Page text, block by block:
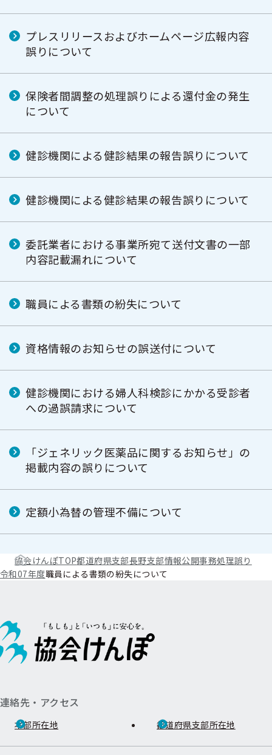
プレスリリースおよびホームページ広報内容
誤りについて
保険者間調整の処理誤りによる還付金の発生
について
健診機関による健診結果の報告誤りについて
健診機関による健診結果の報告誤りについて
委託業者における事業所宛て送付文書の一部
内容記載漏れについて
職員による書類の紛失について
資格情報のお知らせの誤送付について
健診機関における婦人科検診にかかる受診者
への過誤請求について
「ジェネリック医薬品に関するお知らせ」の
掲載内容の誤りについて
定額小為替の管理不備について
協会けんぽTOP都道府県支部長野支部情報公開事務処理誤り
令和07年度職員による書類の紛失について
連絡先・アクセス
本部所在地 都道府県支部所在地